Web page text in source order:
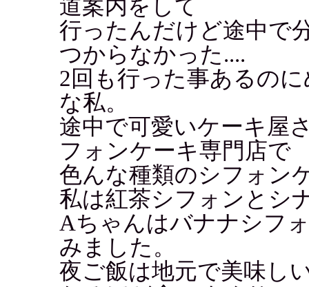
道案内をして
行ったんだけど途中で
つからなかった....
2回も行った事あるの
な私。
途中で可愛いケーキ屋
フォンケーキ専門店で
色んな種類のシフォン
私は紅茶シフォンとシ
Aちゃんはバナナシフ
みました。
夜ご飯は地元で美味し